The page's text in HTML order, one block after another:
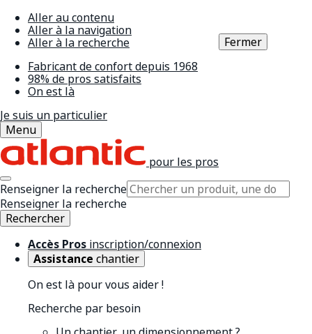
Aller au contenu
Aller à la navigation
Aller à la recherche
Fabricant de confort depuis 1968
98% de pros satisfaits
On est là
Je suis un particulier
Menu
pour les pros
Renseigner la recherche
Renseigner la recherche
Rechercher
Accès Pros inscription/connexion
Assistance chantier
On est là pour vous aider !
Recherche par besoin
Fermer